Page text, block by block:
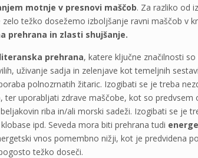
motnje v presnovi maščob. Za razliko od
težko dosežemo izboljšanje ravni maščob v
prehrana in zlasti shujšanje.
prehrana, katere ključne značilnosti
uživanje sadja in zelenjave kot temeljnih
polnozrnatih žitaric. Izogibati se je treba
ter uporabljati zdrave maščobe, kot so predvsem
riba in/ali morski sadeži. Izogibati se je
ipd. Seveda mora biti prehrana tudi
vnos pomembno nižji, kot je predvidena
težko doseči.